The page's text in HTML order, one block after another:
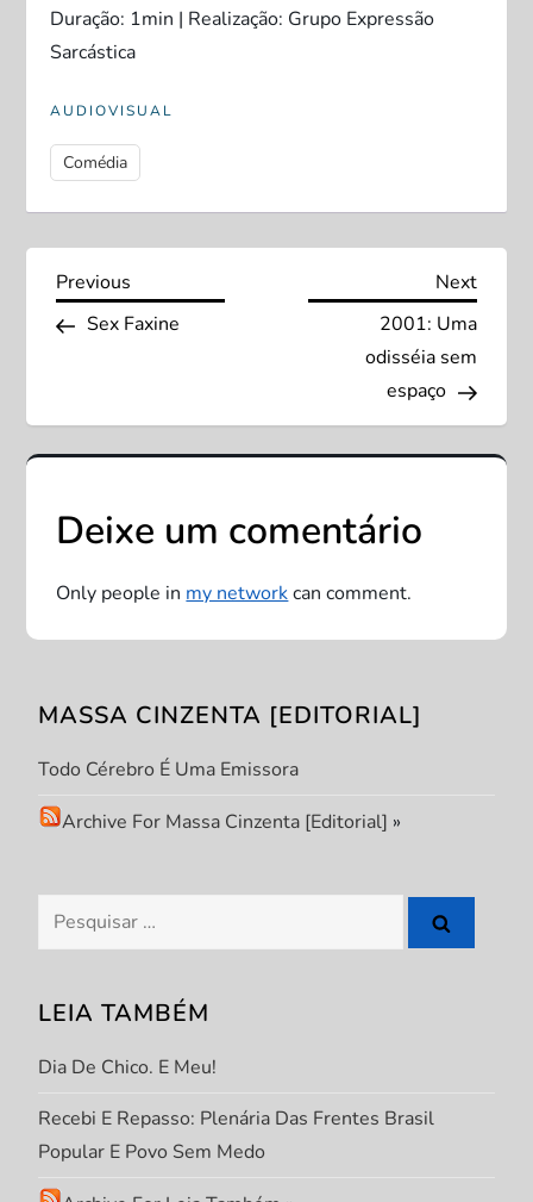
Duração: 1min | Realização: Grupo Expressão
Sarcástica
AUDIOVISUAL
Comédia
N
a
e
g
a
ç
o
d
P
o
s
t
Previous
Post
Previous
Sex Faxine
Next
Post
Next
2001: Uma
odisséia sem
espaço
Deixe um comentário
Only people inmy networkcan comment.
MASSA CINZENTA [EDITORIAL]
Todo Cérebro É Uma Emissora
Archive For Massa Cinzenta [Editorial] »
Pesquisar
por:
LEIA TAMBÉM
Dia De Chico. E Meu!
Recebi E Repasso: Plenária Das Frentes Brasil
Popular E Povo Sem Medo